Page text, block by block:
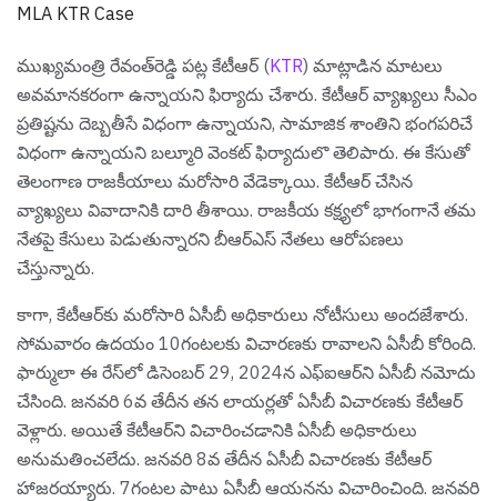
MLA KTR Case
ముఖ్యమంత్రి రేవంత్‌రెడ్డి పట్ల కేటీఆర్ (KTR) మాట్లాడిన మాటలు
అవమానకరంగా ఉన్నాయని ఫిర్యాదు చేశారు. కేటీఆర్ వ్యాఖ్యలు సీఎం
ప్రతిష్టను దెబ్బతీసే విధంగా ఉన్నాయని, సామాజిక శాంతిని భంగపరిచే
విధంగా ఉన్నాయని బల్మూరి వెంకట్ ఫిర్యాదులొ తెలిపారు. ఈ కేసుతో
తెలంగాణ రాజకీయాలు మరోసారి వేడెక్కాయి. కేటీఆర్ చేసిన
వ్యాఖ్యలు వివాదానికి దారి తీశాయి. రాజకీయ కక్ష్యలో భాగంగానే తమ
నేతపై కేసులు పెడుతున్నారని బీఆర్ఎస్ నేతలు ఆరోపణలు
చేస్తున్నారు.
కాగా, కేటీఆర్‌కు మరోసారి ఏసీబీ అధికారులు నోటీసులు అందజేశారు.
సోమవారం ఉదయం 10గంటలకు విచారణకు రావాలని ఏసీబీ కోరింది.
ఫార్ములా ఈ రేస్‌లో డిసెంబర్ 29, 2024న ఎఫ్ఐఆర్‌ని ఏసీబీ నమోదు
చేసింది. జనవరి 6వ తేదీన తన లాయర్లతో ఏసీబీ విచారణకు కేటీఆర్‌
వెళ్లారు. అయితే కేటీఆర్‌ని విచారించడానికి ఏసీబీ అధికారులు
అనుమతించలేదు. జనవరి 8వ తేదీన ఏసీబీ విచారణకు కేటీఆర్
హాజరయ్యారు. 7గంటల పాటు ఏసీబీ ఆయనను విచారించింది. జనవరి